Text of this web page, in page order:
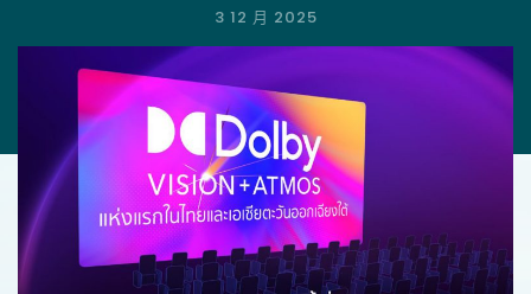
3 12 月 2025